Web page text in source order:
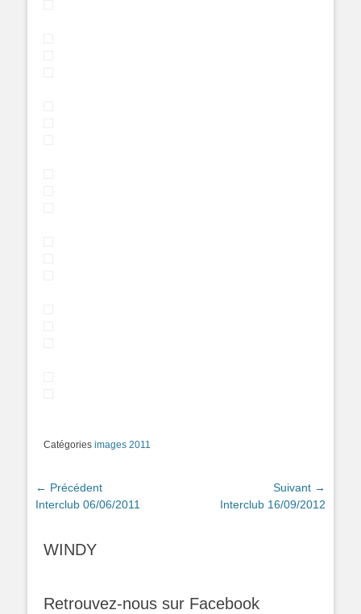
Catégories images 2011
Navigation
de
← Précédent
Article
Interclub 06/06/2011
Suivant →
Interclub 16/09/2012
WINDY
Retrouvez-nous sur Facebook